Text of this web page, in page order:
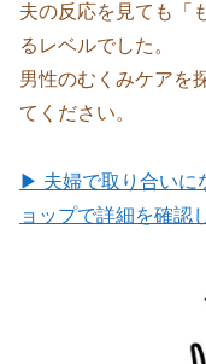
夫の反応を見ても「
るレベルでした。
男性のむくみケアを
てください。
▶ 夫婦で取り合いに
ョップで詳細を確認